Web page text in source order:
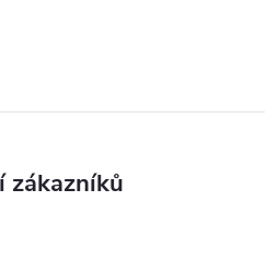
zákazníků